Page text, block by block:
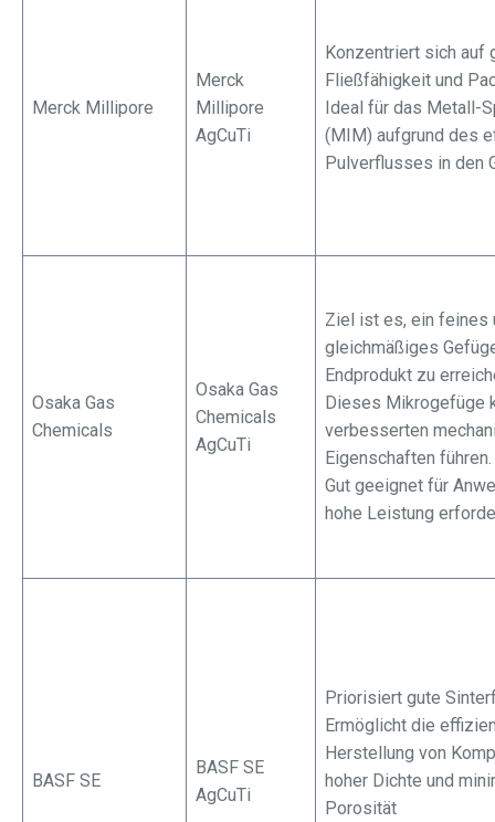
Merck Millipore
Merck
Millipore
AgCuTi
Konzentriert sich auf
Fließfähigkeit und
Ideal für das Metall-
(MIM) aufgrund des
Pulverflusses in den
Osaka Gas
Chemicals
Osaka Gas
Chemicals
AgCuTi
Ziel ist es, ein feines
gleichmäßiges
Endprodukt zu
Dieses Mikrogefüge
verbesserten
Eigenschaften führen.
Gut geeignet für
hohe Leistung
BASF SE
BASF SE
AgCuTi
Priorisiert gute
Ermöglicht die
Herstellung von
hoher Dichte und
Porosität